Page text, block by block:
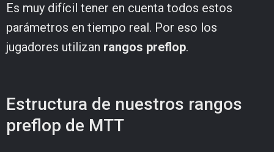
Es muy difícil tener en cuenta todos estos
parámetros en tiempo real. Por eso los
jugadores utilizan rangos preflop.
Estructura de nuestros rangos
preflop de MTT